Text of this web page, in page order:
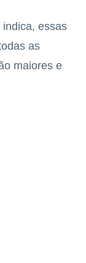
essas
as
maiores e